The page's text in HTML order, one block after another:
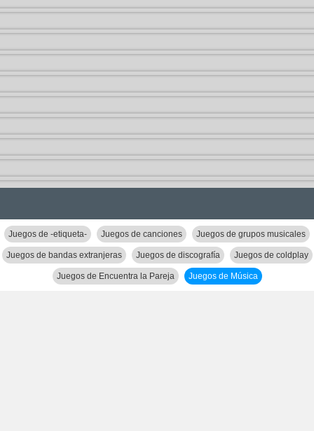
Juegos de -etiqueta- Juegos de canciones Juegos de grupos musicales
Juegos de bandas extranjeras Juegos de discografía Juegos de coldplay
Juegos de Encuentra la Pareja Juegos de Música